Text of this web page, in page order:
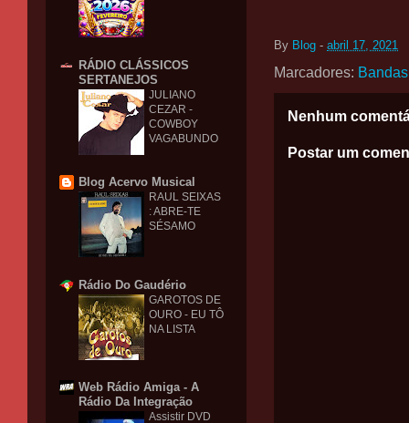
By Blog - abril 17, 2021
Marcadores:
Nenhum
Postar um
RÁDIO CLÁSSICOS
SERTANEJOS
JULIANO
CEZAR -
COWBOY
VAGABUNDO
Blog Acervo Musical
RAUL SEIXAS
: ABRE-TE
SÉSAMO
Rádio Do Gaudério
GAROTOS DE
OURO - EU TÔ
NA LISTA
Web Rádio Amiga - A
Rádio Da Integração
Assistir DVD